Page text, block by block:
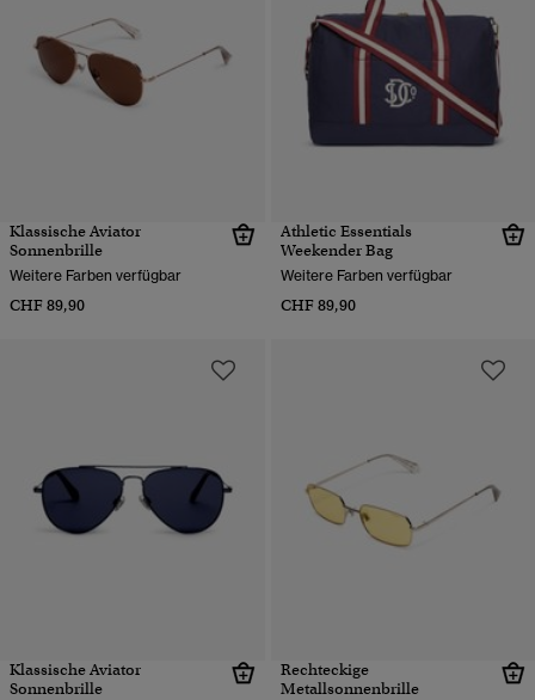
Klassische Aviator
Sonnenbrille
Weitere Farben verfügbar
CHF 89,90
Athletic Essentials
Weekender Bag
Weitere Farben verfügbar
CHF 89,90
Klassische Aviator
Sonnenbrille
Rechteckige
Metallsonnenbrille